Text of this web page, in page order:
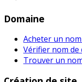
Domaine
Acheter un
Vérifier nom de
Trouver un